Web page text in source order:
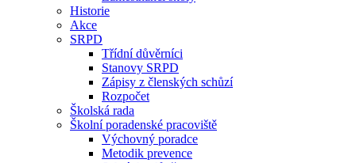
Historie
Akce
SRPD
Třídní důvěrníci
Stanovy SRPD
Zápisy z členských schůzí
Rozpočet
Školská rada
Školní poradenské pracoviště
Výchovný poradce
Metodik prevence